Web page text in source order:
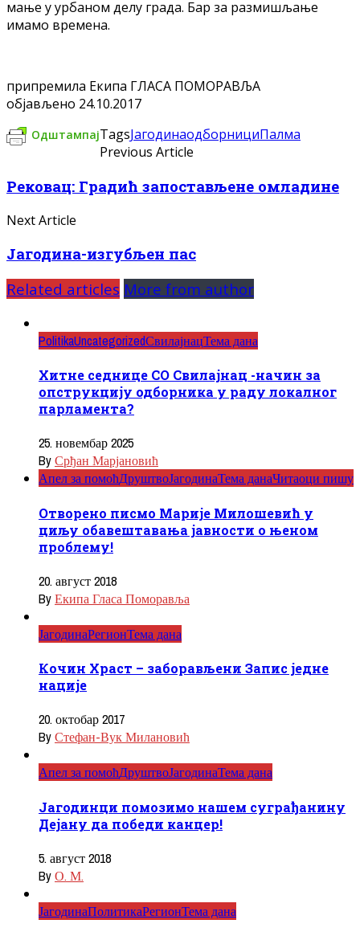
мање у урбаном делу града. Бар за размишљање
имамо времена.
припремила Екипа ГЛАСА ПОМОРАВЉА
објављено 24.10.2017
ОдштампајTagsЈагодинаодборнициПалма
Previous Article
Рековац: Градић запостављене омладине
Next Article
Јагодина-изгубљен пас
Related articles More from author
PolitikaUncategorizedСвилајнацТема дана
Хитне седнице СО Свилајнац -начин за
опструкцију одборника у раду локалног
парламента?
25. новембар 2025
ByСрђан Марјановић
Апел за помоћДруштвоЈагодинаТема данаЧитаоци пишу
Отворено писмо Марије Милошевић у
циљу обавештавања јавности о њеном
проблему!
20. август 2018
ByЕкипа Гласа Поморавља
ЈагодинаРегионТема дана
Кочин Храст – заборављени Запис једне
нације
20. октобар 2017
ByСтефан-Вук Милановић
Апел за помоћДруштвоЈагодинаТема дана
Јагодинци помозимо нашем суграђанину
Дејану да победи канцер!
5. август 2018
ByО. М.
ЈагодинаПолитикаРегионТема дана